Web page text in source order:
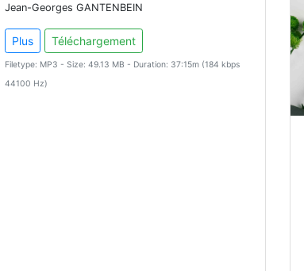
Jean-Georges GANTENBEIN
Plus Téléchargement
Filetype: MP3 - Size: 49.13 MB - Duration: 37:15m (184 kbps
44100 Hz)